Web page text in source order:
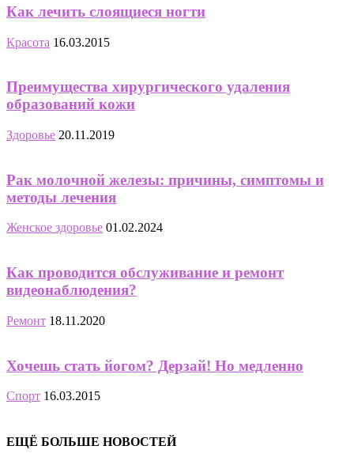
Как лечить слоящиеся ногти
Красота 16.03.2015
Преимущества хирургического удаления
образований кожи
Здоровье 20.11.2019
Рак молочной железы: причины, симптомы и
методы лечения
Женское здоровье 01.02.2024
Как проводится обслуживание и ремонт
видеонаблюдения?
Ремонт 18.11.2020
Хочешь стать йогом? Дерзай! Но медленно
Спорт 16.03.2015
ЕЩЁ БОЛЬШЕ НОВОСТЕЙ